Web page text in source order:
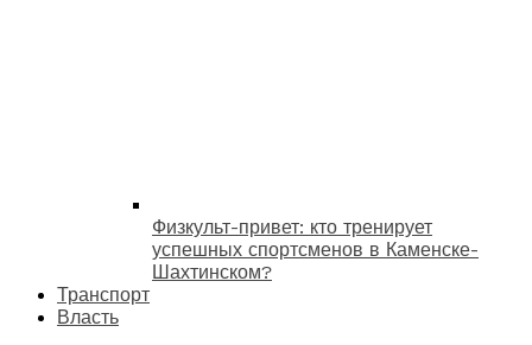
Физкульт-привет: кто тренирует
успешных спортсменов в Каменске-
Шахтинском?
Транспорт
Власть